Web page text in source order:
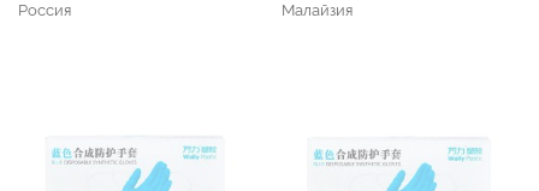
Россия Малайзия